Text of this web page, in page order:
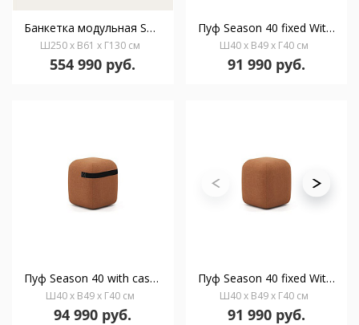
Банкетка модульная Season 250
Ш250 x В61 x Г130 см
554 990 руб.
Пуф Season 40 fixed With strap
Ш40 x В49 x Г40 см
91 990 руб.
Пуф Season 40 with casters With strap
Ш40 x В49 x Г40 см
94 990 руб.
Пуф Season 40 fixed Without strap
Ш40 x В49 x Г40 см
91 990 руб.